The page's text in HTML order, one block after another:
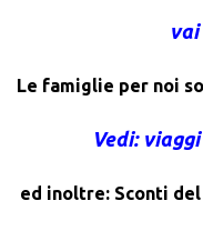
Le famiglie per noi
Vedi:
ed inoltre: Sconti